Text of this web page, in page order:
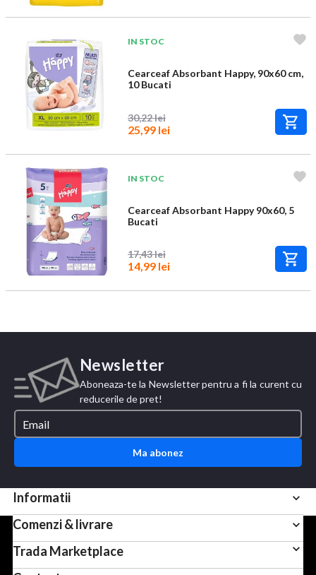
IN STOC
Cearceaf Absorbant Happy, 90x60 cm,
10 Bucati
30,22 lei
25,99 lei
IN STOC
Cearceaf Absorbant Happy 90x60, 5
Bucati
17,43 lei
14,99 lei
Newsletter
Aboneaza-te la Newsletter pentru a fi la curent cu
reducerile de pret!
Ma abonez
Informatii
Comenzi & livrare
Trada Marketplace
Pentru scopuri precum afisarea de continut personalizat,
folosim module cookie sau tehnologii similare. Apasand